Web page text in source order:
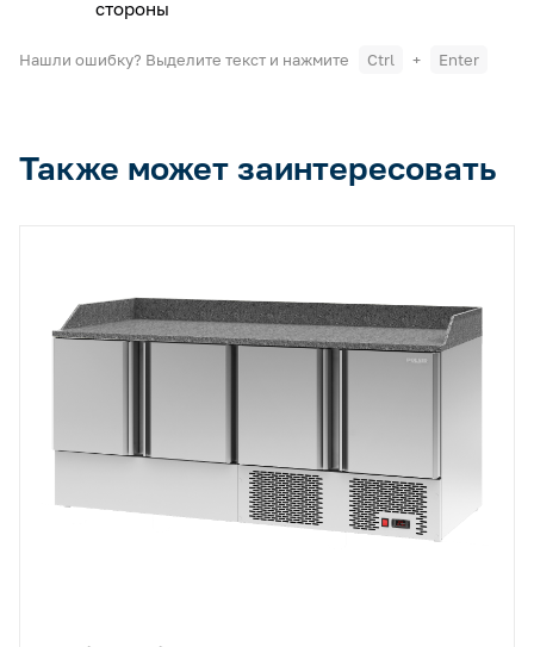
стороны
Нашли ошибку? Выделите текст и нажмите Ctrl + Enter
Также может заинтересовать